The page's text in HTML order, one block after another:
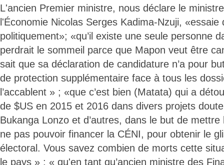
L'ancien Premier ministre, nous déclare le
l'Économie Nicolas Serges Kadima-Nzuji, «essaie
politiquement»; «qu’il existe une seule personne
perdrait le sommeil parce que Mapon veut être
sait que sa déclaration de candidature n’a pour
de protection supplémentaire face à tous les
l’accablent » ; «que c’est bien (Matata) qui a
de $US en 2015 et 2016 dans divers projets
Bukanga Lonzo et d’autres, dans le but de mettre
ne pas pouvoir financer la CÉNI, pour obtenir le
électoral. Vous savez combien de morts cette
le pays » ; « qu'en tant qu’ancien ministre des